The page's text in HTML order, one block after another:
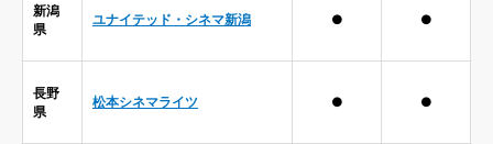
新潟
県
ユナイテッド・シネマ新潟 ● ●
長野
県
松本シネマライツ ● ●